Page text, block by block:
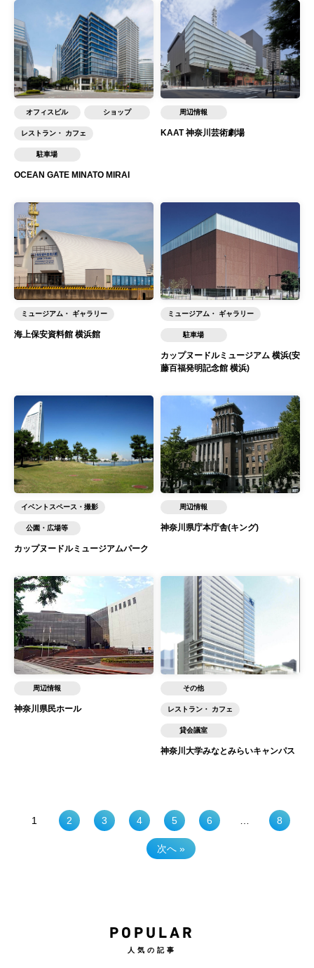
OCEAN GATE MINATO MIRAI
オフィスビル ショップ
レストラン・ カフェ
駐車場
KAAT 神奈川芸術劇場
周辺情報
海上保安資料館 横浜館
ミュージアム・ ギャラリー
カップヌードルミュージアム 横浜(安
藤百福発明記念館 横浜)
ミュージアム・ ギャラリー
駐車場
カップヌードルミュージアムパーク
イベントスペース・撮影
公園・広場等 神奈川県庁本庁舎(キング)
周辺情報
神奈川県民ホール
周辺情報
神奈川大学みなとみらいキャンパス
その他
レストラン・ カフェ
貸会議室
1 2 3 4 5 6 8
次へ »
POPULAR
人気の記事